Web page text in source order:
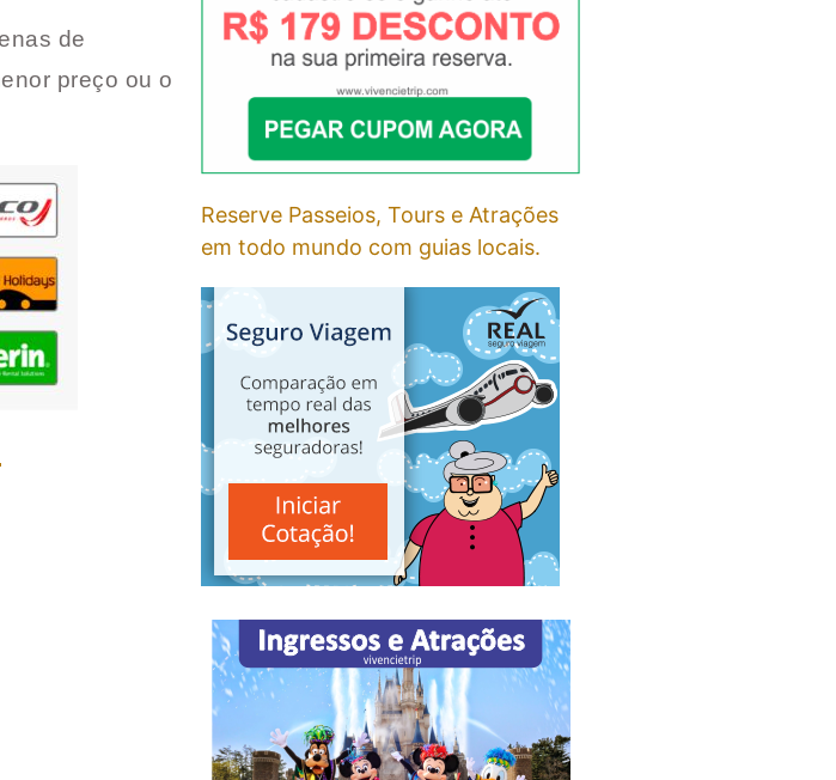
de
preço ou o
Reserve Passeios, Tours e Atrações
em todo mundo com guias locais.